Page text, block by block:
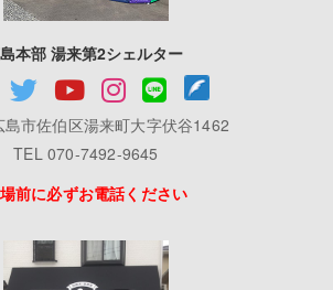
本部 湯来第2シェルター
島市佐伯区湯来町大字伏谷1462
TEL 070-7492-9645
前に必ずお電話ください